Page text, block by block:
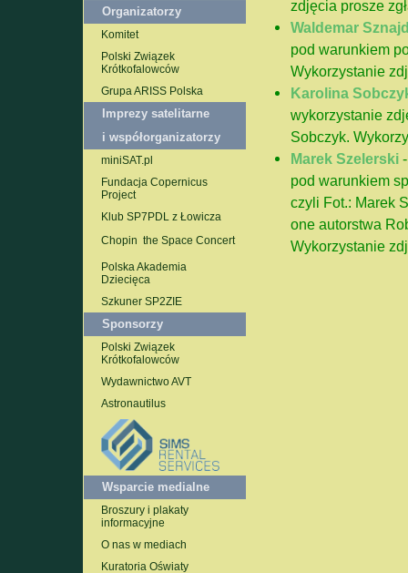
Organizatorzy
Komitet
Polski Związek
Krótkofalowców
Grupa ARISS Polska
Imprezy satelitarne
i współorganizatorzy
miniSAT.pl
Fundacja Copernicus
Project
Klub SP7PDL z Łowicza
Chopin  the Space Concert
Polska Akademia
Dziecięca
Szkuner SP2ZIE
Sponsorzy
Polski Związek
Krótkofalowców
Wydawnictwo AVT
Astronautilus
Wsparcie medialne
Broszury i plakaty
informacyjne
O nas w mediach
Kuratoria Oświaty
zdjęcia prosze
Waldemar
pod warunkiem
Wykorzystanie
Karolina
wykorzystanie
Sobczyk.
Marek Szelerski
pod warunkiem
czyli Fot.: Marek
one autorstwa
Wykorzystanie